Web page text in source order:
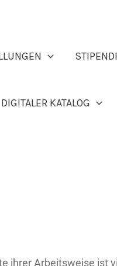
DIGITALER KATALOG
ihrer Arbeitsweise ist